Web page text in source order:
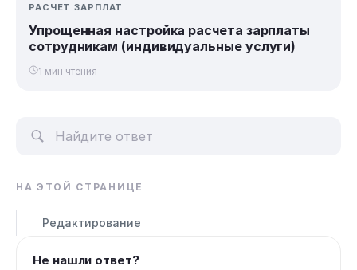
РАСЧЕТ ЗАРПЛАТ
Упрощенная настройка расчета зарплаты
сотрудникам (индивидуальные услуги)
1 мин чтения
НА ЭТОЙ СТРАНИЦЕ
Редактирование
Не нашли ответ?